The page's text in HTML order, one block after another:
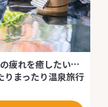
疲れを癒したい…
りまったり温泉旅行